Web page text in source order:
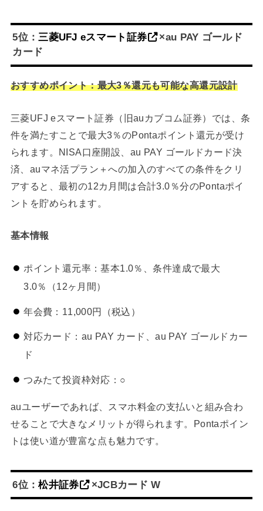
5位：三菱UFJ eスマート証券
×au PAY ゴールド
カード
おすすめポイント：最大3％還元も可能な高還元設計
三菱UFJ eスマート証券（旧auカブコム証券）では、条
件を満たすことで最大3％のPontaポイント還元が受け
られます。NISA口座開設、au PAY ゴールドカード決
済、auマネ活プラン＋への加入のすべての条件をクリ
アすると、最初の12カ月間は合計3.0％分のPontaポイ
ントを貯められます。
基本情報
ポイント還元率：基本1.0％、条件達成で最大
3.0％（12ヶ月間）
年会費：11,000円（税込）
対応カード：au PAY カード、au PAY ゴールドカー
ド
つみたて投資枠対応：○
auユーザーであれば、スマホ料金の支払いと組み合わ
せることで大きなメリットが得られます。Pontaポイン
トは使い道が豊富な点も魅力です。
6位：松井証券 ×JCBカード W